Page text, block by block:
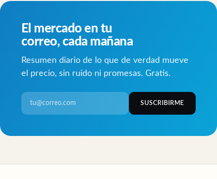
El mercado en tu
correo, cada mañana
Resumen diario de lo que de verdad mueve
el precio, sin ruido ni promesas. Gratis.
SUSCRIBIRME